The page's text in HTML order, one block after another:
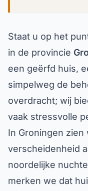
Staat u op het
in de provincie
een geërfd huis,
simpelweg de
overdracht; wij
vaak stressvolle
In Groningen zien
verscheidenheid
noordelijke
merken we dat